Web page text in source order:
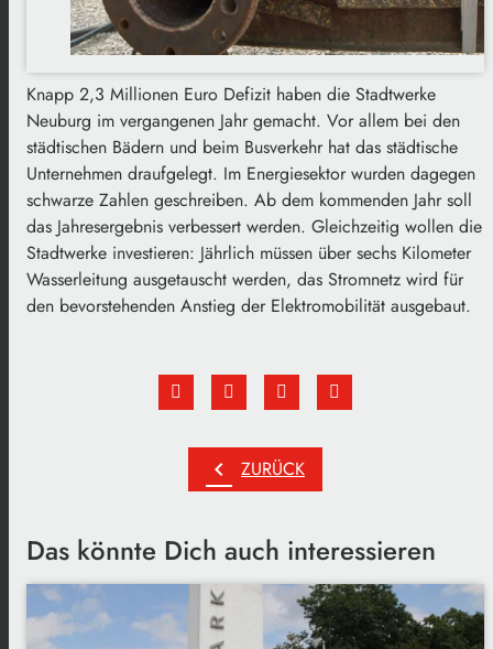
Knapp 2,3 Millionen Euro Defizit haben die Stadtwerke
Neuburg im vergangenen Jahr gemacht. Vor allem bei den
städtischen Bädern und beim Busverkehr hat das städtische
Unternehmen draufgelegt. Im Energiesektor wurden dagegen
schwarze Zahlen geschreiben. Ab dem kommenden Jahr soll
das Jahresergebnis verbessert werden. Gleichzeitig wollen die
Stadtwerke investieren: Jährlich müssen über sechs Kilometer
Wasserleitung ausgetauscht werden, das Stromnetz wird für
den bevorstehenden Anstieg der Elektromobilität ausgebaut.
chevron_left ZURÜCK
Das könnte Dich auch interessieren